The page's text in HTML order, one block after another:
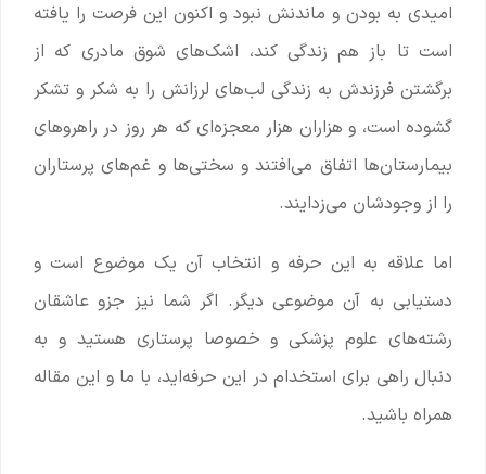
امیدی به بودن و ماندنش نبود و اکنون این فرصت را یافته
است تا باز هم زندگی کند، اشک‌های شوق مادری که از
برگشتن فرزندش به زندگی لب‌های لرزانش را به شکر و تشکر
گشوده است، و هزاران هزار معجزه‌ای که هر روز در راهروهای
بیمارستان‌ها اتفاق می‌افتند و سختی‌ها و غم‌های پرستاران
را از وجودشان می‌زدایند.
اما علاقه به این حرفه و انتخاب آن یک موضوع است و
دستیابی به آن موضوعی دیگر. اگر شما نیز جزو عاشقان
رشته‌های علوم پزشکی و خصوصا پرستاری هستید و به
دنبال راهی برای استخدام در این حرفه‌اید، با ما و این مقاله
همراه باشید.